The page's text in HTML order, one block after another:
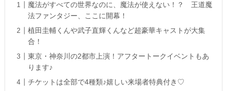
魔法がすべての世界なのに、魔法が使えない！？ 王道魔
法ファンタジー、ここに開幕！
植田圭輔くんや武子直輝くんなど超豪華キャストが大集
合！
東京・神奈川の2都市上演！アフタートークイベントもあ
ります♪
チケットは全部で4種類♪嬉しい来場者特典付き♡